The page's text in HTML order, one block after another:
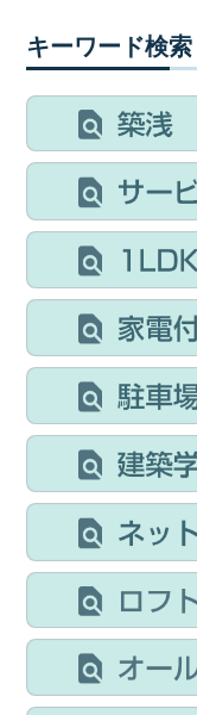
キーワード検索